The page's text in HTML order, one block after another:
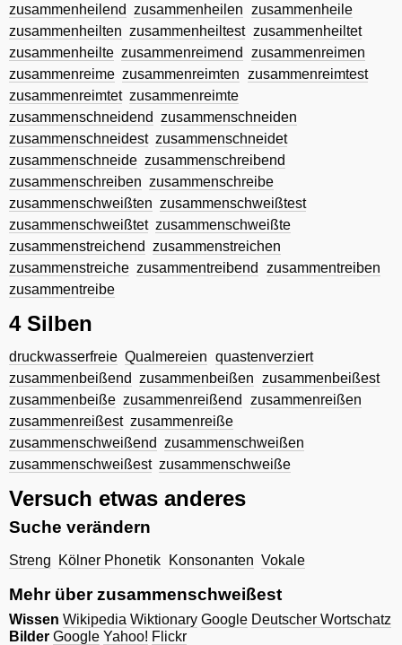
zusammenheilend
zusammenheilen zusammenheile
zusammenheilten zusammenheiltest zusammenheiltet
zusammenheilte zusammenreimend
zusammenreimen
zusammenreime zusammenreimten zusammenreimtest
zusammenreimtet zusammenreimte
zusammenschneidend
zusammenschneiden
zusammenschneidest zusammenschneidet
zusammenschneide zusammenschreibend
zusammenschreiben zusammenschreibe
zusammenschweißten zusammenschweißtest
zusammenschweißtet zusammenschweißte
zusammenstreichend
zusammenstreichen
zusammenstreiche zusammentreibend
zusammentreiben
zusammentreibe
4 Silben
druckwasserfreie Qualmereien quastenverziert
zusammenbeißend
zusammenbeißen zusammenbeißest
zusammenbeiße zusammenreißend
zusammenreißen
zusammenreißest zusammenreiße
zusammenschweißend
zusammenschweißen
zusammenschweißest zusammenschweiße
Versuch etwas anderes
Suche verändern
Streng Kölner Phonetik Konsonanten Vokale
Mehr über zusammenschweißest
Wissen Wikipedia Wiktionary Google Deutscher Wortschatz
Bilder Google Yahoo! Flickr